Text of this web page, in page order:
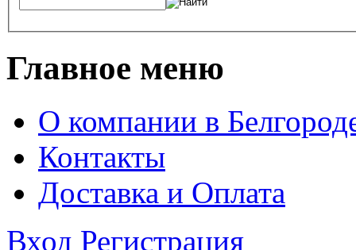
Главное меню
О компании в
Контакты
Доставка и Оплата
Вход Регистрация